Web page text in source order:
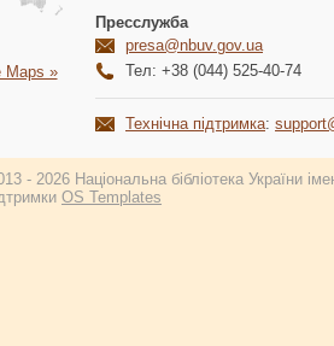
Maps »
Пресслужба
presa@nbuv.gov.ua
Тел: +38 (044) 525-40-74
Технічна підтримка:
- 2026 Національна бібліотека України
OS Templates